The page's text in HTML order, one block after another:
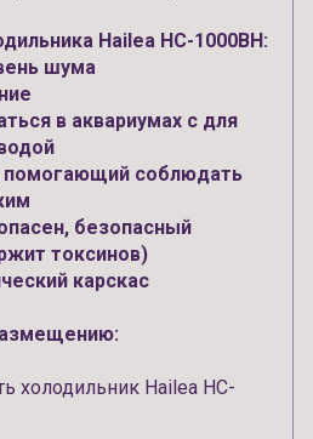
Hailea HC-1000BH:
шума
в аквариумах с для
помогающий соблюдать
безопасный
токсинов)
карскас
холодильник Hailea HC-